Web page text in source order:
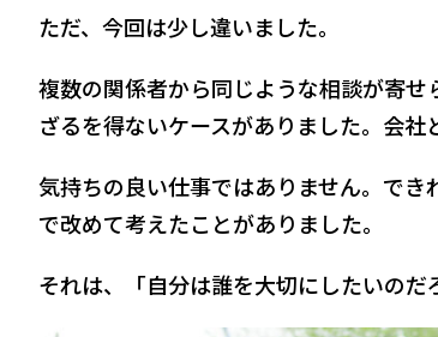
ただ、今回は少し違いました。
複数の関係者から同じような相談が寄
ざるを得ないケースがありました。会社
気持ちの良い仕事ではありません。で
で改めて考えたことがありました。
それは、「自分は誰を大切にしたいのだ